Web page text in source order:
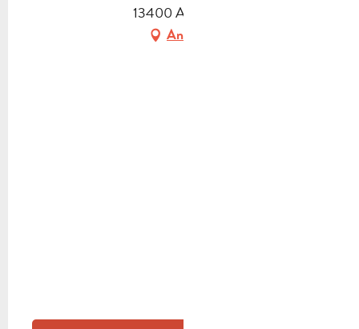
SAMSTAG 31 OKTOBER 2026
13400 Aubagne
Anfahrt